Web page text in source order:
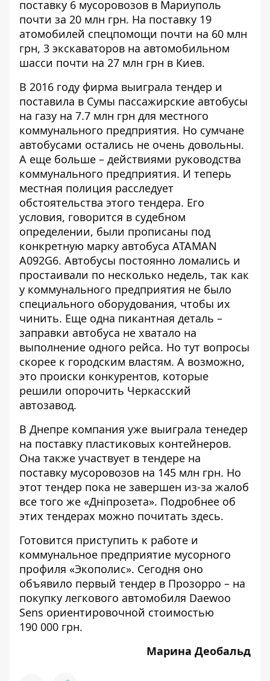
поставку 6 мусоровозов в Мариуполь
почти за 20 млн грн. На поставку 19
атомобилей спецпомощи почти на 60 млн
грн, 3 экскаваторов на автомобильном
шасси почти на 27 млн грн в Киев.
В 2016 году фирма выиграла тендер и
поставила в Сумы пассажирские автобусы
на газу на 7.7 млн грн для местного
коммунального предприятия. Но сумчане
автобусами остались не очень довольны.
А еще больше – действиями руководства
коммунального предприятия. И теперь
местная полиция расследует
обстоятельства этого тендера. Его
условия, говорится в судебном
определении, были прописаны под
конкретную марку автобуса ATAMAN
A092G6. Автобусы постоянно ломались и
простаивали по несколько недель, так как
у коммунального предприятия не было
специального оборудования, чтобы их
чинить. Еще одна пикантная деталь –
заправки автобуса не хватало на
выполнение одного рейса. Но тут вопросы
скорее к городским властям. А возможно,
это происки конкурентов, которые
решили опорочить Черкасский
автозавод.
В Днепре компания уже выиграла тенедер
на поставку пластиковых контейнеров.
Она также участвует в тендере на
поставку мусоровозов на 145 млн грн. Но
этот тендер пока не завершен из-за жалоб
все того же «Дніпрозета». Подробнее об
этих тендерах можно почитать здесь.
Готовится приступить к работе и
коммунальное предприятие мусорного
профиля «Экополис». Сегодня оно
объявило первый тендер в Прозорро – на
покупку легкового автомобиля Daewoo
Sens ориентировочной стоимостью
190 000 грн.
Марина Деобальд